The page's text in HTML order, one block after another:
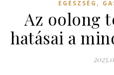
EGÉSZSÉG ,
Az oolong
hatásai a